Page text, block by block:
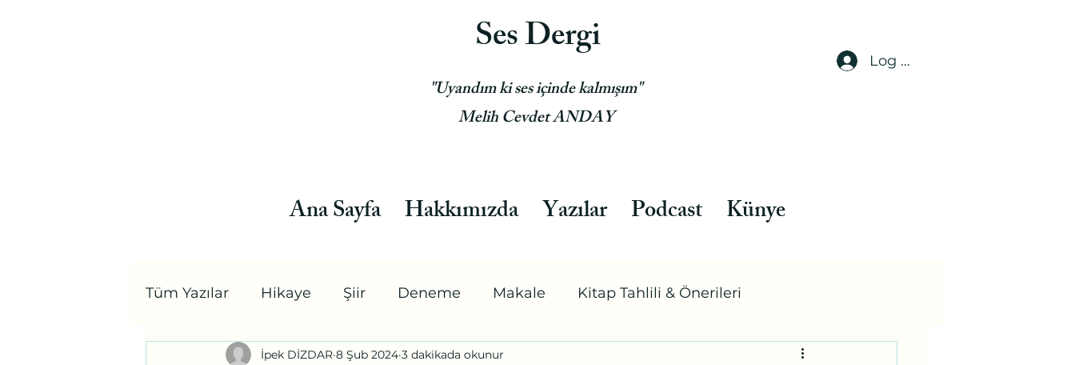
Ses Dergi
"Uyandım ki ses içinde kalmışım"
Melih Cevdet ANDAY
Log In
Ana Sayfa Hakkımızda Yazılar Podcast Künye
Tüm Yazılar Hikaye Şiir Deneme Makale Kitap Tahlili & Önerileri
İpek DİZDAR 8 Şub 2024 3 dakikada okunur